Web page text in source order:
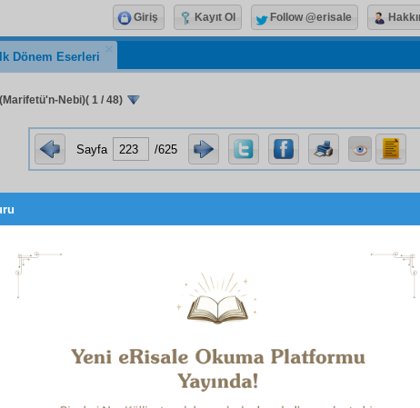
İlk Dönem Eserleri
Nebi)( 1 / 48)
Sayfa /625
Mârifetü'n-Nebî (a.s.m.)
Bediüzzaman Said Nursî
Telif Tarihi: 1339
Giriş Kayıt Ol Follow @erisale